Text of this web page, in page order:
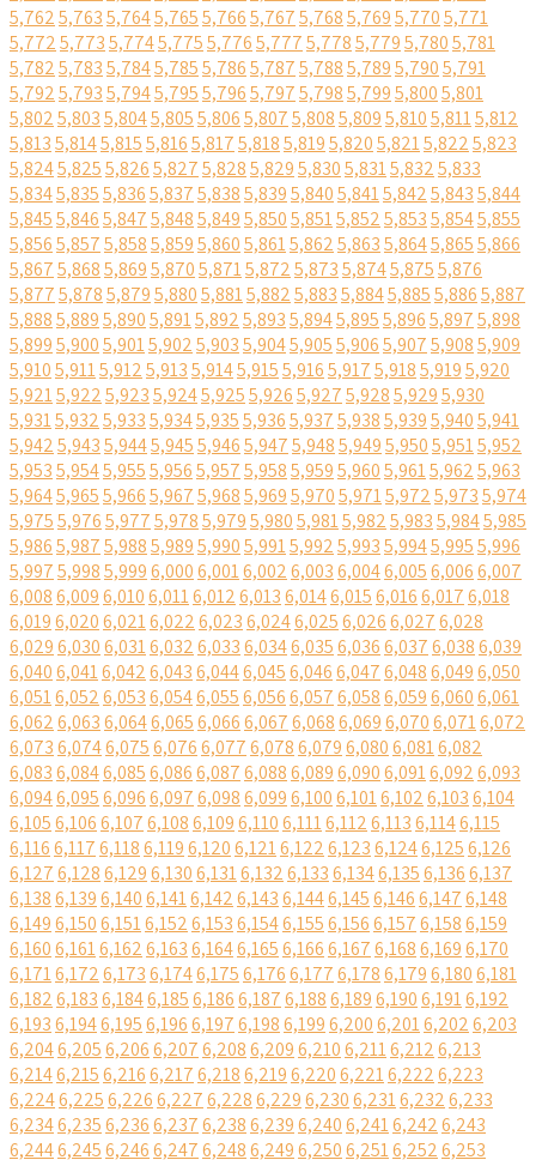
5,7625,7635,7645,7655,7665,7675,7685,7695,7705,771
5,7725,7735,7745,7755,7765,7775,7785,7795,7805,781
5,7825,7835,7845,7855,7865,7875,7885,7895,7905,791
5,7925,7935,7945,7955,7965,7975,7985,7995,8005,801
5,8025,8035,8045,8055,8065,8075,8085,8095,8105,8115,812
5,8135,8145,8155,8165,8175,8185,8195,8205,8215,8225,823
5,8245,8255,8265,8275,8285,8295,8305,8315,8325,833
5,8345,8355,8365,8375,8385,8395,8405,8415,8425,8435,844
5,8455,8465,8475,8485,8495,8505,8515,8525,8535,8545,855
5,8565,8575,8585,8595,8605,8615,8625,8635,8645,8655,866
5,8675,8685,8695,8705,8715,8725,8735,8745,8755,876
5,8775,8785,8795,8805,8815,8825,8835,8845,8855,8865,887
5,8885,8895,8905,8915,8925,8935,8945,8955,8965,8975,898
5,8995,9005,9015,9025,9035,9045,9055,9065,9075,9085,909
5,9105,9115,9125,9135,9145,9155,9165,9175,9185,9195,920
5,9215,9225,9235,9245,9255,9265,9275,9285,9295,930
5,9315,9325,9335,9345,9355,9365,9375,9385,9395,9405,941
5,9425,9435,9445,9455,9465,9475,9485,9495,9505,9515,952
5,9535,9545,9555,9565,9575,9585,9595,9605,9615,9625,963
5,9645,9655,9665,9675,9685,9695,9705,9715,9725,9735,974
5,9755,9765,9775,9785,9795,9805,9815,9825,9835,9845,985
5,9865,9875,9885,9895,9905,9915,9925,9935,9945,9955,996
5,9975,9985,9996,0006,0016,0026,0036,0046,0056,0066,007
6,0086,0096,0106,0116,0126,0136,0146,0156,0166,0176,018
6,0196,0206,0216,0226,0236,0246,0256,0266,0276,028
6,0296,0306,0316,0326,0336,0346,0356,0366,0376,0386,039
6,0406,0416,0426,0436,0446,0456,0466,0476,0486,0496,050
6,0516,0526,0536,0546,0556,0566,0576,0586,0596,0606,061
6,0626,0636,0646,0656,0666,0676,0686,0696,0706,0716,072
6,0736,0746,0756,0766,0776,0786,0796,0806,0816,082
6,0836,0846,0856,0866,0876,0886,0896,0906,0916,0926,093
6,0946,0956,0966,0976,0986,0996,1006,1016,1026,1036,104
6,1056,1066,1076,1086,1096,1106,1116,1126,1136,1146,115
6,1166,1176,1186,1196,1206,1216,1226,1236,1246,1256,126
6,1276,1286,1296,1306,1316,1326,1336,1346,1356,1366,137
6,1386,1396,1406,1416,1426,1436,1446,1456,1466,1476,148
6,1496,1506,1516,1526,1536,1546,1556,1566,1576,1586,159
6,1606,1616,1626,1636,1646,1656,1666,1676,1686,1696,170
6,1716,1726,1736,1746,1756,1766,1776,1786,1796,1806,181
6,1826,1836,1846,1856,1866,1876,1886,1896,1906,1916,192
6,1936,1946,1956,1966,1976,1986,1996,2006,2016,2026,203
6,2046,2056,2066,2076,2086,2096,2106,2116,2126,213
6,2146,2156,2166,2176,2186,2196,2206,2216,2226,223
6,2246,2256,2266,2276,2286,2296,2306,2316,2326,233
6,2346,2356,2366,2376,2386,2396,2406,2416,2426,243
6,2446,2456,2466,2476,2486,2496,2506,2516,2526,253